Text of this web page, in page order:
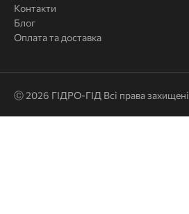
Контакти
Блог
Оплата та доставка
Ⓒ 2026 ГІДРО-ГІД Всі права захищені